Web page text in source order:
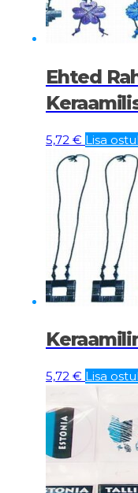
Ehted
5,72 € Lisa
5,72 € Lisa